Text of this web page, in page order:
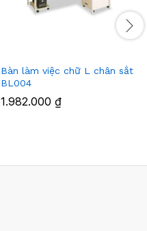
Bàn làm việc chữ L chân sắt
BL004
1.982.000 ₫